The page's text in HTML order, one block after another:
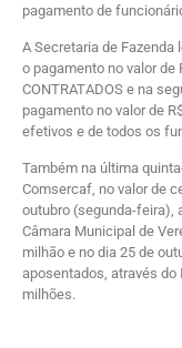
pagamento de
A Secretaria de
o pagamento no valor de
CONTRATADOS e na
pagamento no valor de
efetivos e de todos os
Também na última
Comsercaf, no valor de
outubro (segunda-feira),
Câmara Municipal de
milhão e no dia 25 de
aposentados, através do
milhões.